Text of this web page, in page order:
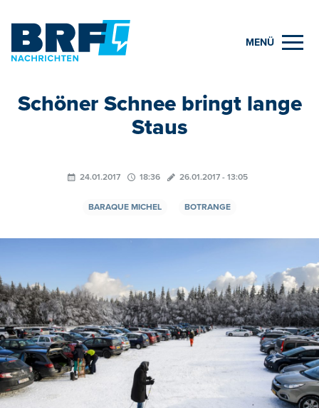
MENÜ
Schöner Schnee bringt lange
Staus
24.01.2017 18:36 26.01.2017 - 13:05
BARAQUE MICHEL BOTRANGE